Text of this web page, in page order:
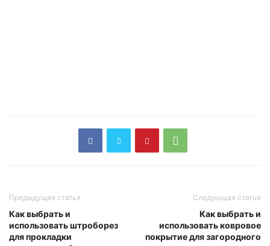
Предыдущая статья
Как выбрать и
использовать штроборез
для прокладки
Следующая статья
Как выбрать и
использовать ковровое
покрытие для загородного